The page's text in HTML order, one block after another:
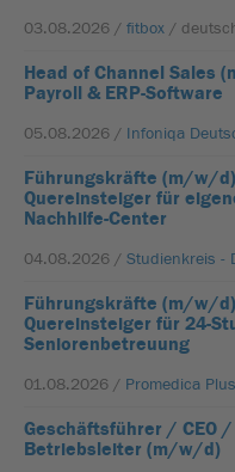
03.08.2026 / fitbox /
Head of Channel Sales
Payroll & ERP-Software
05.08.2026 / Infoniqa
Führungskräfte (m/w/
Quereinsteiger für
Nachhilfe-Center
04.08.2026 / Studienkreis -
Führungskräfte (m/w/
Quereinsteiger für 24-
Seniorenbetreuung
01.08.2026 / Promedica
Geschäftsführer / CEO /
Betriebsleiter (m/w/d)